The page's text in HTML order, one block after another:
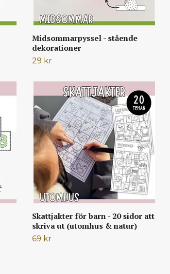
Midsommarpyssel - stående
dekorationer
29 kr
Skattjakter för barn - 20 sidor att
skriva ut (utomhus & natur)
69 kr